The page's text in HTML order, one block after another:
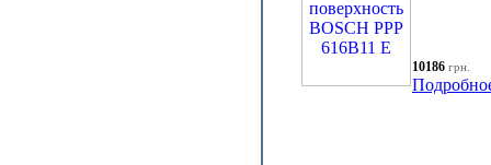
10186 грн.